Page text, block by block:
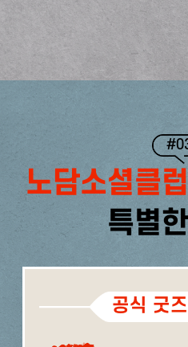
노담소셜클
특별
공식 굿